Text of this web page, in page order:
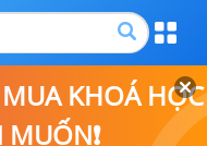
KHOÁ HỌC